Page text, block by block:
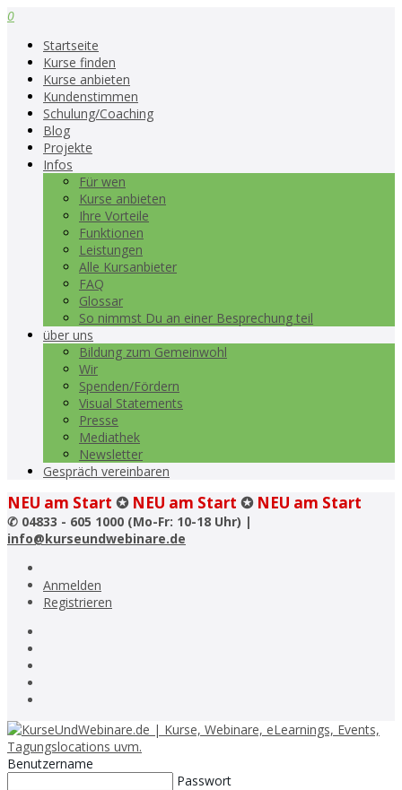
0
Startseite
Kurse finden
Kurse anbieten
Kundenstimmen
Schulung/Coaching
Blog
Projekte
Infos
Für wen
Kurse anbieten
Ihre Vorteile
Funktionen
Leistungen
Alle Kursanbieter
FAQ
Glossar
So nimmst Du an einer Besprechung teil
über uns
Bildung zum Gemeinwohl
Wir
Spenden/Fördern
Visual Statements
Presse
Mediathek
Newsletter
Gespräch vereinbaren
NEU am Start ✪ NEU am Start ✪ NEU am Start
✆ 04833 - 605 1000 (Mo-Fr: 10-18 Uhr) |
info@kurseundwebinare.de
Anmelden
Registrieren
Benutzername
Passwort